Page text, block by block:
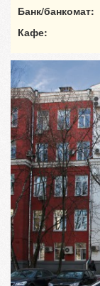
Банк/банкомат:
Кафе: